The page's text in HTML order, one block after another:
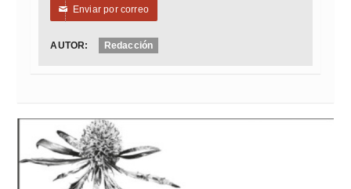
✉ Enviar por correo
AUTOR: Redacción